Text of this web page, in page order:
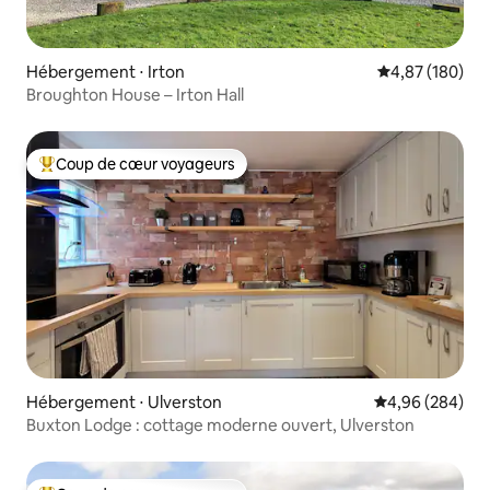
Hébergement ⋅ Irton Évaluation
4,87 (180)
Broughton House – Irton Hall
Coups de cœur voyageurs les plus appréciés
Coup de cœur voyageurs
Hébergement ⋅ Ulverston Évaluation
4,96 (284)
Buxton Lodge : cottage moderne ouvert, Ulverston